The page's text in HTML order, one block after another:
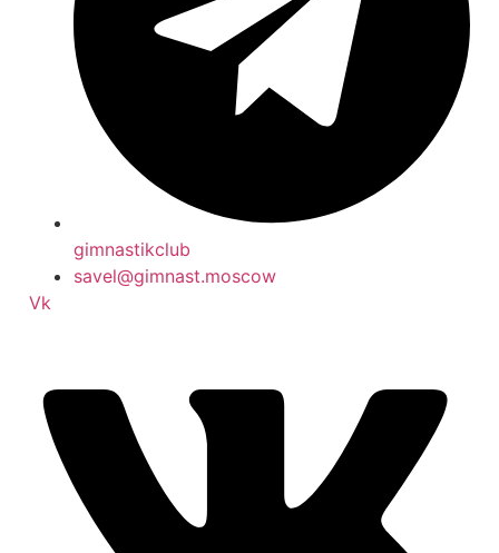
gimnastikclub
savel@gimnast.moscow
Vk